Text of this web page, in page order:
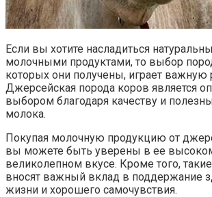
Если вы хотите насладиться
молочными продуктами, то выбор
которых они получены, играет важную
Джерсейская порода коров является
выбором благодаря качеству и
молока.
Покупая молочную продукцию от
вы можете быть уверены в ее
великолепном вкусе. Кроме того,
вносят важный вклад в поддержание
жизни и хорошего самочувствия.